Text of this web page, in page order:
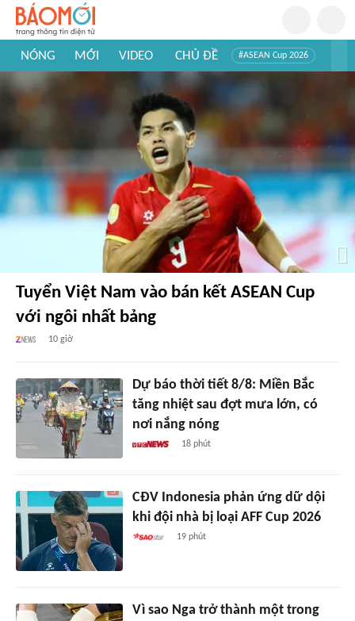
NÓNG MỚI VIDEO CHỦ ĐỀ #ASEAN Cup 2026
Tuyển Việt Nam vào bán kết ASEAN Cup
với ngôi nhất bảng
10 giờ
Dự báo thời tiết 8/8: Miền Bắc
tăng nhiệt sau đợt mưa lớn, có
nơi nắng nóng
18 phút
CĐV Indonesia phản ứng dữ dội
khi đội nhà bị loại AFF Cup 2026
19 phút
Vì sao Nga trở thành một trong